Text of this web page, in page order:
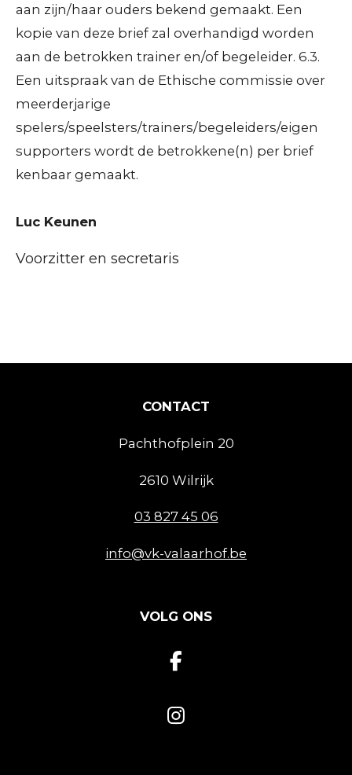
aan zijn/haar ouders bekend gemaakt. Een
kopie van deze brief zal overhandigd worden
aan de betrokken trainer en/of begeleider. 6.3.
Een uitspraak van de Ethische commissie over
meerderjarige
spelers/speelsters/trainers/begeleiders/eigen
supporters wordt de betrokkene(n) per brief
kenbaar gemaakt.
Luc Keunen
Voorzitter en secretaris
CONTACT
Pachthofplein 20
2610 Wilrijk
03 827 45 06
info@vk-valaarhof.be
VOLG ONS
F
c
e
I